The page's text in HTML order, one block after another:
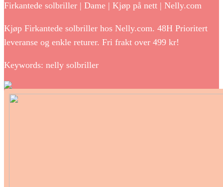
Firkantede solbriller | Dame | Kjøp på nett | Nelly.com
Kjøp Firkantede solbriller hos Nelly.com. 48H Prioritert
leveranse og enkle returer. Fri frakt over 499 kr!
Keywords: nelly solbriller